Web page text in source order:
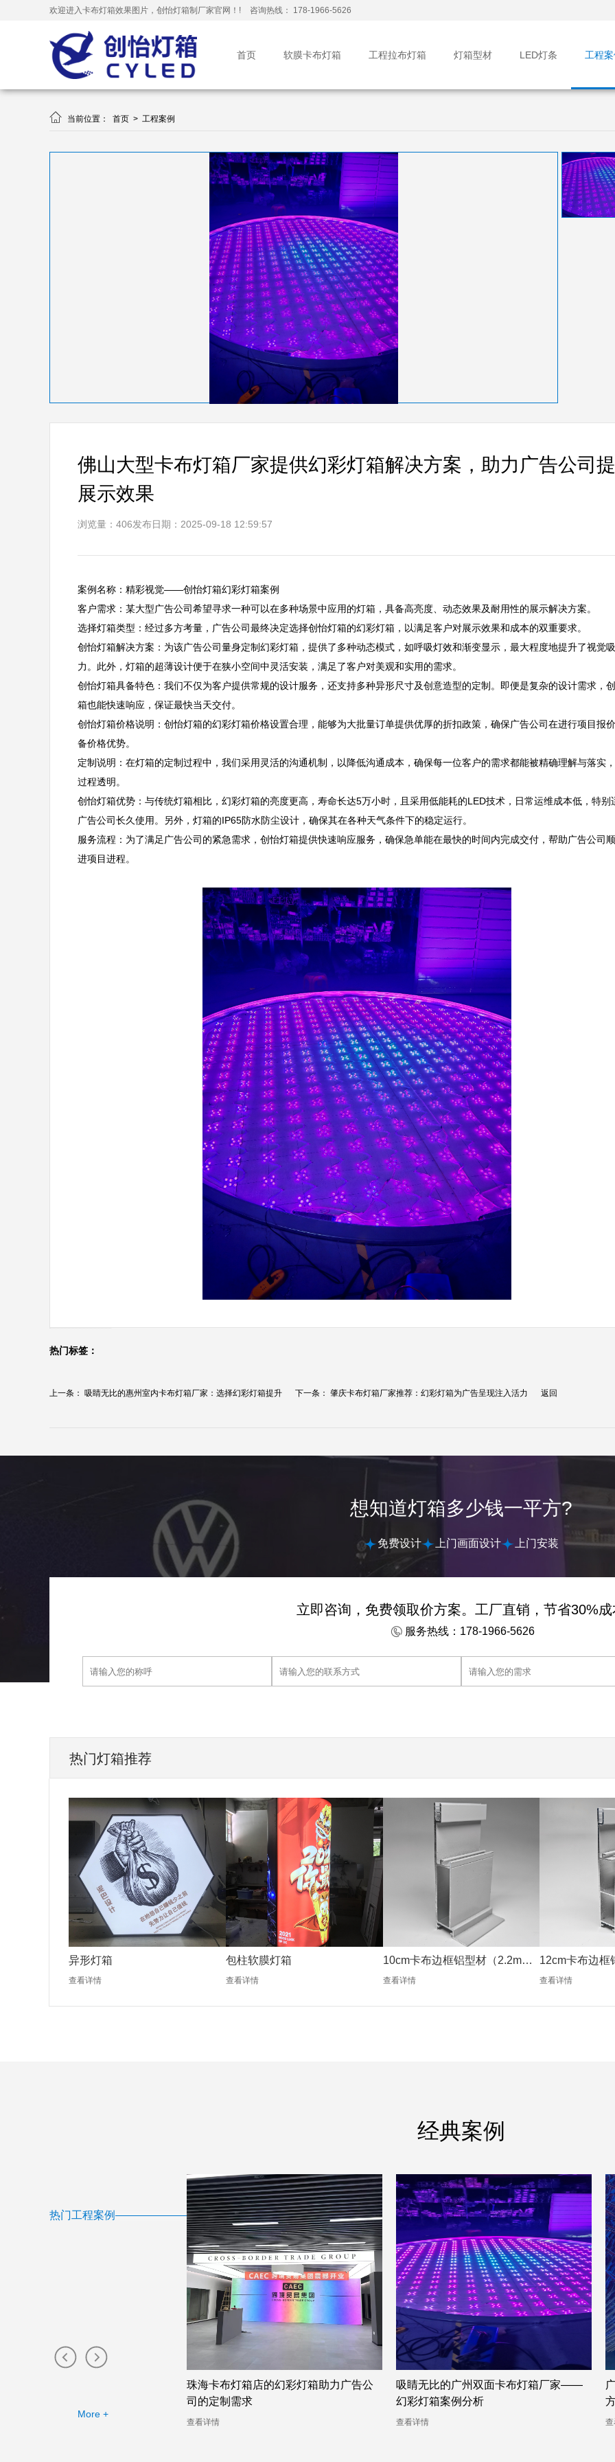
欢迎进入卡布灯箱效果图片，创怡灯箱制厂家官网！! 咨询热线： 178-1966-5626
首页 软膜卡布灯箱 工程拉布灯箱 灯箱型材 LED灯条 工程
 当前位置： 首页 > 工程案例
佛山大型卡布灯箱厂家提供幻彩灯箱解决方案，助力广告公司
展示效果
浏览量：406发布日期：2025-09-18 12:59:57
案例名称：精彩视觉——创怡灯箱幻彩灯箱案例
客户需求：某大型广告公司希望寻求一种可以在多种场景中应用的灯箱，具备高亮度、动态效果及耐用性的展示解决方案。
选择灯箱类型：经过多方考量，广告公司最终决定选择创怡灯箱的幻彩灯箱，以满足客户对展示效果和成本的双重要求。
创怡灯箱解决方案：为该广告公司量身定制幻彩灯箱，提供了多种动态模式，如呼吸灯效和渐变显示，最大程度地提升了视觉
力。此外，灯箱的超薄设计便于在狭小空间中灵活安装，满足了客户对美观和实用的需求。
创怡灯箱具备特色：我们不仅为客户提供常规的设计服务，还支持多种异形尺寸及创意造型的定制。即便是复杂的设计需求，
箱也能快速响应，保证最快当天交付。
创怡灯箱价格说明：创怡灯箱的幻彩灯箱价格设置合理，能够为大批量订单提供优厚的折扣政策，确保广告公司在进行项目报
备价格优势。
定制说明：在灯箱的定制过程中，我们采用灵活的沟通机制，以降低沟通成本，确保每一位客户的需求都能被精确理解与落实
过程透明。
创怡灯箱优势：与传统灯箱相比，幻彩灯箱的亮度更高，寿命长达5万小时，且采用低能耗的LED技术，日常运维成本低，特别
广告公司长久使用。另外，灯箱的IP65防水防尘设计，确保其在各种天气条件下的稳定运行。
服务流程：为了满足广告公司的紧急需求，创怡灯箱提供快速响应服务，确保急单能在最快的时间内完成交付，帮助广告公司
进项目进程。
热门标签：
上一条： 吸睛无比的惠州室内卡布灯箱厂家：选择幻彩灯箱提升
下一条： 肇庆卡布灯箱厂家推荐：幻彩灯箱为广告呈现注入活力 返回
想知道灯箱多少钱一平方?
免费设计 上门画面设计 上门安装
立即咨询，免费领取价方案。工厂直销，节省30%成
服务热线：178-1966-5626
热门灯箱推荐
异形灯箱
查看详情
包柱软膜灯箱
查看详情
10cm卡布边框铝型材（2.2mm
银色）
查看详情
12cm卡布边框
银色）
查看详情
经典案例
热门工程案例
More +
珠海卡布灯箱店的幻彩灯箱助力广告公
司的定制需求
查看详情
吸睛无比的广州双面卡布灯箱厂家——
幻彩灯箱案例分析
查看详情